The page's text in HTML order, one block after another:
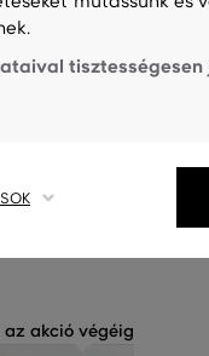
BELTED
az akció végéig
tisztességesen